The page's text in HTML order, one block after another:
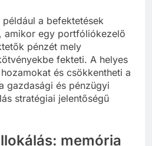
a befektetések
amikor egy portfóliókezelő
pénzét mely
fekteti. A helyes
és csökkentheti a
gazdasági és pénzügyi
stratégiai jelentőségű
memória